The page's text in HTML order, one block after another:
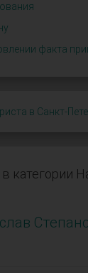
факта
в Санкт-
категории